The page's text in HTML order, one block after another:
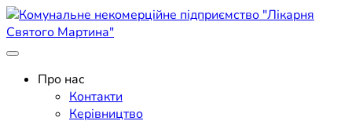
Skip
to
content
Комунальне некомерційне
підприємство "Лікарня
Поліклініка Мукачево
Про нас
Контакти
Керівництво